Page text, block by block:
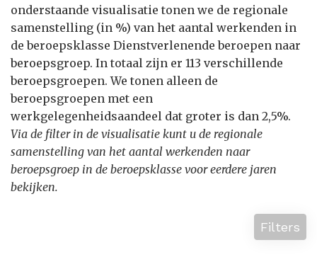
onderstaande visualisatie tonen we de regionale
samenstelling (in %) van het aantal werkenden in
de beroepsklasse Dienstverlenende beroepen naar
beroepsgroep. In totaal zijn er 113 verschillende
beroepsgroepen. We tonen alleen de
beroepsgroepen met een
werkgelegenheidsaandeel dat groter is dan 2,5%.
Via de filter in de visualisatie kunt u de regionale
samenstelling van het aantal werkenden naar
beroepsgroep in de beroepsklasse voor eerdere jaren
bekijken.
Filters